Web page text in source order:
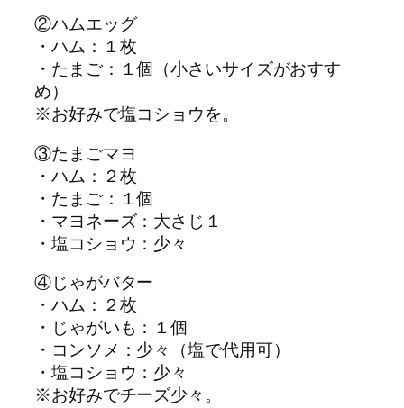
②ハムエッグ
・ハム：１枚
・たまご：１個（小さいサイズがおすす
め）
※お好みで塩コショウを。
③たまごマヨ
・ハム：２枚
・たまご：１個
・マヨネーズ：大さじ１
・塩コショウ：少々
④じゃがバター
・ハム：２枚
・じゃがいも：１個
・コンソメ：少々（塩で代用可）
・塩コショウ：少々
※お好みでチーズ少々。